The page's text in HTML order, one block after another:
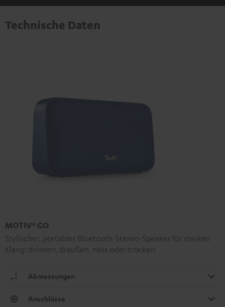
Technische Daten
MOTIV® GO
Stylischer, portabler Bluetooth-Stereo-Speaker für starken
Klang: drinnen, draußen, nass oder trocken
Abmessungen
Anschlüsse